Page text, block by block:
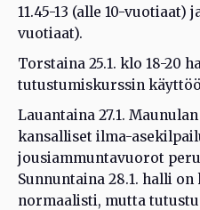
11.45-13 (alle 10-vuotiaat)
vuotiaat).
Torstaina 25.1. klo 18-20
tutustumiskurssin
Lauantaina 27.1.
kansalliset ilma-
jousiammuntavuorot
Sunnuntaina 28.1. halli
normaalisti, mutta